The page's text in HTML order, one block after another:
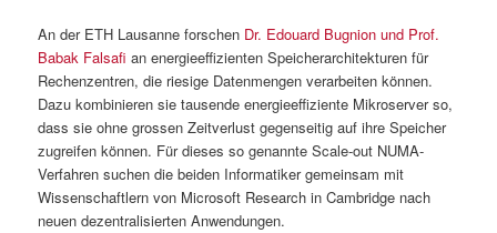
An der ETH Lausanne forschen Dr. Edouard Bugnion und Prof.
Babak Falsafi an energieeffizienten Speicherarchitekturen für
Rechenzentren, die riesige Datenmengen verarbeiten können.
Dazu kombinieren sie tausende energieeffiziente Mikroserver so,
dass sie ohne grossen Zeitverlust gegenseitig auf ihre Speicher
zugreifen können. Für dieses so genannte Scale-out NUMA-
Verfahren suchen die beiden Informatiker gemeinsam mit
Wissenschaftlern von Microsoft Research in Cambridge nach
neuen dezentralisierten Anwendungen.